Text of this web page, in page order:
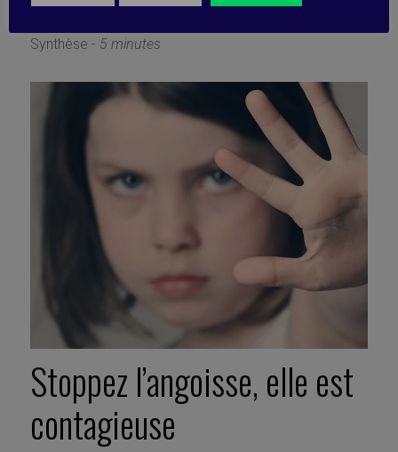
Synthèse - 5 minutes
Stoppez l’angoisse, elle est
contagieuse